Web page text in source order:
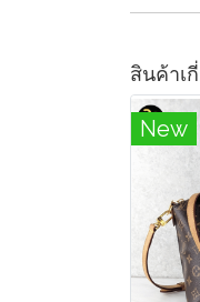
สินค้าเ
New